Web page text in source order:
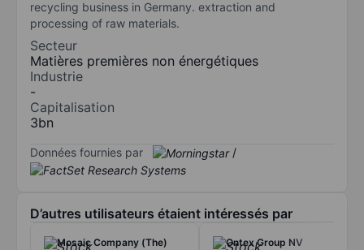
recycling business in Germany. extraction and
processing of raw materials.
Secteur
Matières premières non énergétiques
Industrie
-
Capitalisation
3bn
Données fournies par /
D’autres utilisateurs étaient intéressés par
Mosaic Company (The) Ontex Group NV